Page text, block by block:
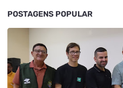
POSTAGENS POPULAR